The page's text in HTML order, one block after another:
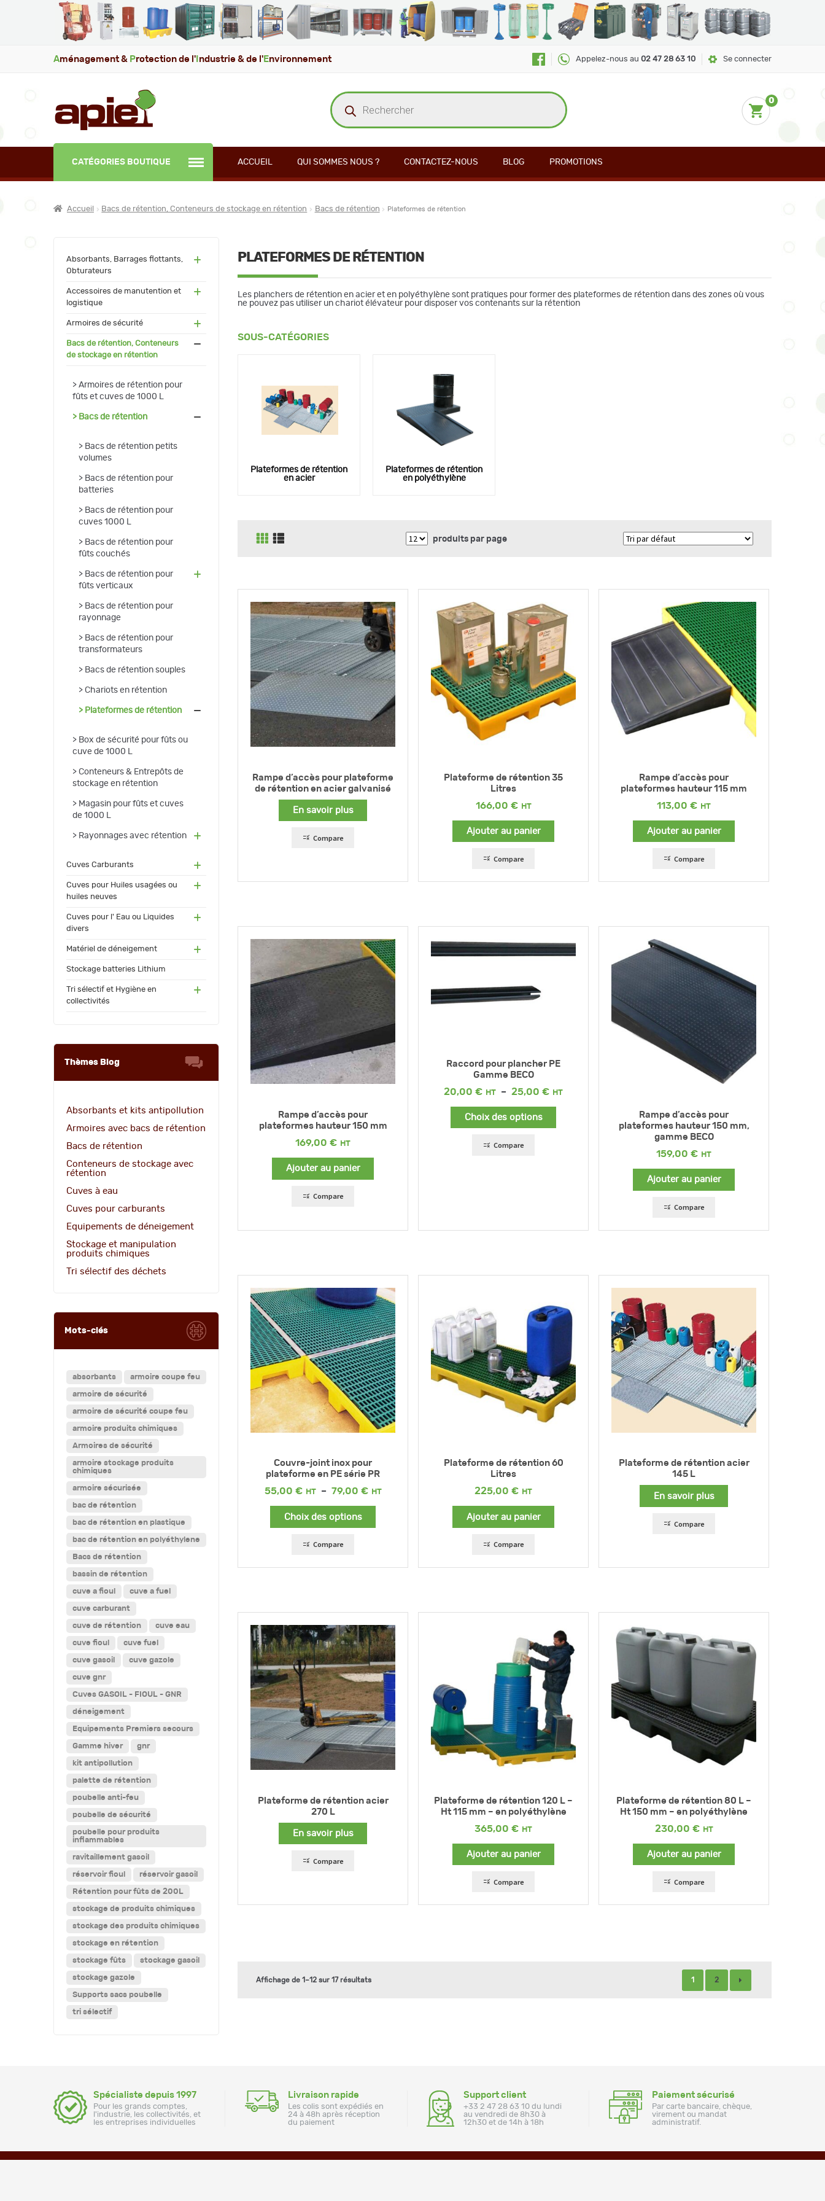
Aménagement & Protection de l' ndustrie & de l' Environnement Appelez-nous au 02 47 28 63 10 Se connecter
Recherche
de
produits
0
CATÉGORIES BOUTIQUE ACCUEIL QUI SOMMES NOUS ? CONTACTEZ-NOUS BLOG PROMOTIONS
Accueil Bacs de rétention, Conteneurs de stockage en rétention Bacs de rétention Plateformes de rétention
Absorbants, Barrages flottants,
Obturateurs
(60)
Accessoires de manutention et
logistique
(55)
Armoires de sécurité (91)
Bacs de rétention, Conteneurs
de stockage en rétention
Armoires de rétention pour
fûts et cuves de 1000 L
Bacs de rétention
Bacs de rétention petits
volumes
Bacs de rétention pour
batteries
Bacs de rétention pour
cuves 1000 L
Bacs de rétention pour
fûts couchés
Bacs de rétention pour
fûts verticaux
(28)
Bacs de rétention pour
rayonnage
Bacs de rétention pour
transformateurs
Bacs de rétention souples
Chariots en rétention
Plateformes de rétention
Box de sécurité pour fûts ou
cuve de 1000 L
Conteneurs & Entrepôts de
stockage en rétention
Magasin pour fûts et cuves
de 1000 L
Rayonnages avec rétention (14)
Cuves Carburants
(17
Cuves pour Huiles usagées ou
huiles neuves
(24)
Cuves pour l' Eau ou Liquides
divers
(72)
Matériel de déneigement
(34
Stockage batteries Lithium
Tri sélectif et Hygiène en
collectivités
(13
Thèmes Blog
Absorbants et kits antipollution
Armoires avec bacs de rétention
Bacs de rétention
Conteneurs de stockage avec
rétention
Cuves à eau
Cuves pour carburants
Equipements de déneigement
Stockage et manipulation
produits chimiques
Tri sélectif des déchets
Mots-clés
absorbants armoire coupe feu
armoire de sécurité
armoire de sécurité coupe feu
armoire produits chimiques
Armoires de sécurité
armoire stockage produits
chimiques
armoire sécurisée
bac de rétention
bac de rétention en plastique
bac de rétention en polyéthylene
Bacs de rétention
bassin de rétention
cuve a fioul cuve a fuel
cuve carburant
cuve de rétention cuve eau
cuve fioul cuve fuel
cuve gasoil cuve gazole
cuve gnr
Cuves GASOIL - FIOUL - GNR
déneigement
Equipements Premiers secours
Gamme hiver gnr
kit antipollution
palette de rétention
poubelle anti-feu
poubelle de sécurité
poubelle pour produits
inflammables
ravitaillement gasoil
réservoir fioul réservoir gasoil
Rétention pour fûts de 200L
stockage de produits chimiques
stockage des produits chimiques
stockage en rétention
stockage fûts stockage gasoil
stockage gazole
Supports sacs poubelle
tri sélectif
PLATEFORMES DE RÉTENTION
Les planchers de rétention en acier et en polyéthylène sont pratiques pour former des plateformes de rétention dans des zones où vous
ne pouvez pas utiliser un chariot élévateur pour disposer vos contenants sur la rétention
SOUS-CATÉGORIES
Plateformes de rétention
en acier
Plateformes de rétention
en polyéthylène
produits par page
Rampe d’accès pour plateforme
de rétention en acier galvanisé
En savoir plus
Compare
Plateforme de rétention 35
Litres
166,00 €
Ajouter au panier
Compare
Rampe d’accès pour
plateformes hauteur 115 mm
113,00 €
Ajouter au panier
Compare
Rampe d’accès pour
plateformes hauteur 150 mm
169,00 €
Ajouter au panier
Compare
Raccord pour plancher PE
Gamme BECO
20,00 € – 25,00 €
Plage
Choix des options
Compare
Rampe d’accès pour
plateformes hauteur 150 mm,
gamme BECO
159,00 €
Ajouter au panier
Compare
Couvre-joint inox pour
plateforme en PE série PR
55,00 € – 79,00 €
Plage
Choix des options
Compare
Plateforme de rétention 60
Litres
225,00 €
Ajouter au panier
Compare
Plateforme de rétention acier
145 L
En savoir plus
Compare
Plateforme de rétention acier
270 L
En savoir plus
Compare
Plateforme de rétention 120 L –
Ht 115 mm – en polyéthylène
365,00 €
Ajouter au panier
Compare
Plateforme de rétention 80 L –
Ht 150 mm – en polyéthylène
230,00 €
Ajouter au panier
Compare
Affichage de 1–12 sur 17 résultats 1 2
Spécialiste depuis 1997
Pour les grands comptes,
l'industrie, les collectivités, et
les entreprises individuelles
Livraison rapide
Les colis sont expédiés en
24 à 48h après réception
du paiement
Support client
+33 2 47 28 63 10 du lundi
au vendredi de 8h30 à
12h30 et de 14h à 18h
Paiement sécurisé
Par carte bancaire, chèque,
virement ou mandat
administratif.